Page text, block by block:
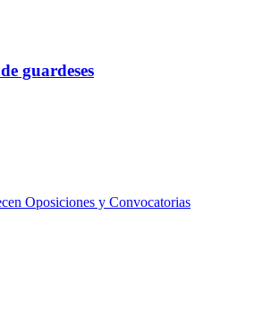
guardeses
Oposiciones y Convocatorias